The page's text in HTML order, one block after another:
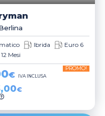
Ibrida
Euro 6
Mesi
€
PROMO!
IVA INCLUSA
€